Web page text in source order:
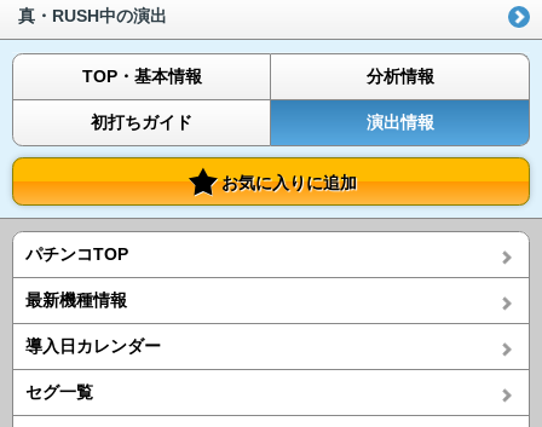
真・RUSH中の演出
TOP・基本情報 分析情報
初打ちガイド 演出情報
お気に入りに追加
パチンコTOP
最新機種情報
導入日カレンダー
セグ一覧